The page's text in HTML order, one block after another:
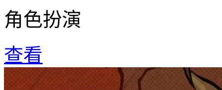
角色扮演
查看